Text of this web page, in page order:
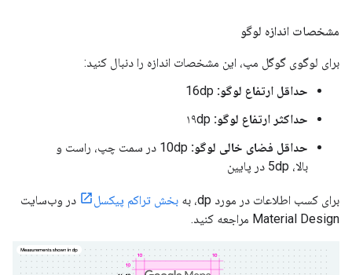
مشخصات اندازه لوگو
برای لوگوی گوگل مپ، این مشخصات اندازه را دنبال کنید:
حداقل ارتفاع لوگو:
حداکثر ارتفاع لوگو:
حداقل فضای خالی لوگو:
10dp در سمت چپ، راست و
بالا، 5dp در پایین
برای کسب اطلاعات در مورد dp، به بخش تراکم پیکسل
در وب‌سایت
Material Design مراجعه کنید.